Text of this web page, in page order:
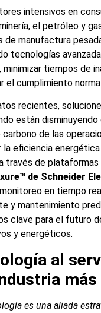
intensivos en
el petróleo y
de manufactura
tecnologías
minimizar tiempos de
el cumplimiento
recientes,
están disminuyendo
carbono de las
la eficiencia
través de
de Schneider
en tiempo
y mantenimiento
clave para el futuro
y energéticos.
al
es una aliada